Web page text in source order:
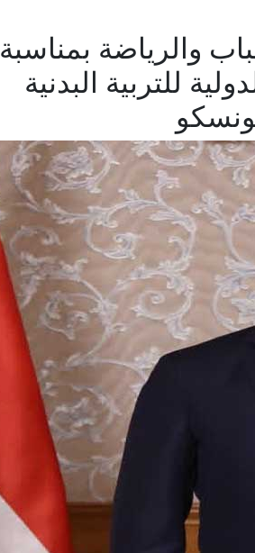
والرياضة بمناسبة
للتربية البدنية